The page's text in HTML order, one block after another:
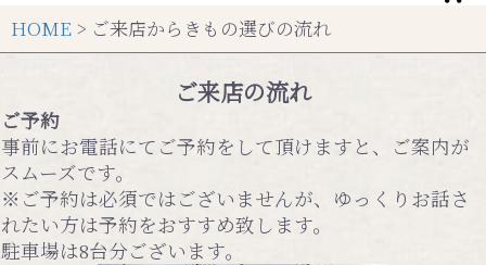
HOME > ご来店からきもの選びの流れ
ご来店の流れ
ご予約
事前にお電話にてご予約をして頂けますと、ご案内が
スムーズです。
※ご予約は必須ではございませんが、ゆっくりお話さ
れたい方は予約をおすすめ致します。
駐車場は8台分ございます。